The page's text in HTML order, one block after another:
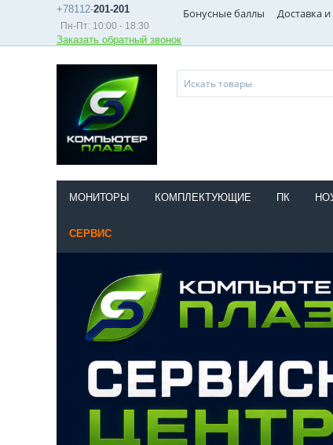
+78112-201-201
Пн-Пт: 10:00 - 18:30
Заказать обратный звонок
Бонусные баллы Доставка
МОНИТОРЫ КОМПЛЕКТУЮЩИЕ ПК
СЕРВИС